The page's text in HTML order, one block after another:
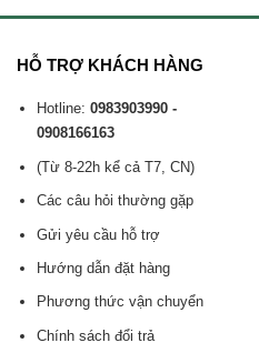
HỖ TRỢ KHÁCH HÀNG
Hotline: 0983903990 -
0908166163
(Từ 8-22h kể cả T7, CN)
Các câu hỏi thường gặp
Gửi yêu cầu hỗ trợ
Hướng dẫn đặt hàng
Phương thức vận chuyển
Chính sách đổi trả